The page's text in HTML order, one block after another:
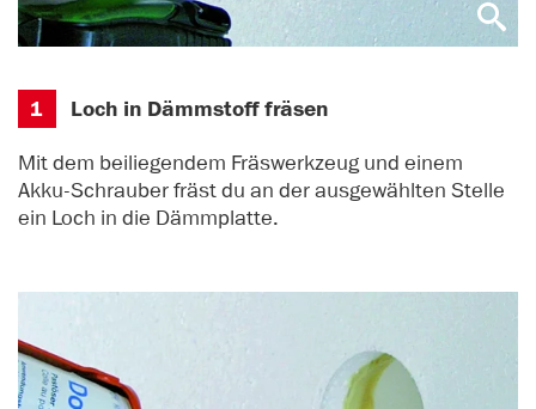
1 Loch in Dämmstoff fräsen
Mit dem beiliegendem Fräswerkzeug und einem
Akku-Schrauber fräst du an der ausgewählten Stelle
ein Loch in die Dämmplatte.